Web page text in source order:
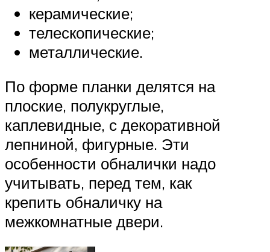
керамические;
телескопические;
металлические.
По форме планки делятся на
плоские, полукруглые,
каплевидные, с декоративной
лепниной, фигурные. Эти
особенности обналички надо
учитывать, перед тем, как
крепить обналичку на
межкомнатные двери.